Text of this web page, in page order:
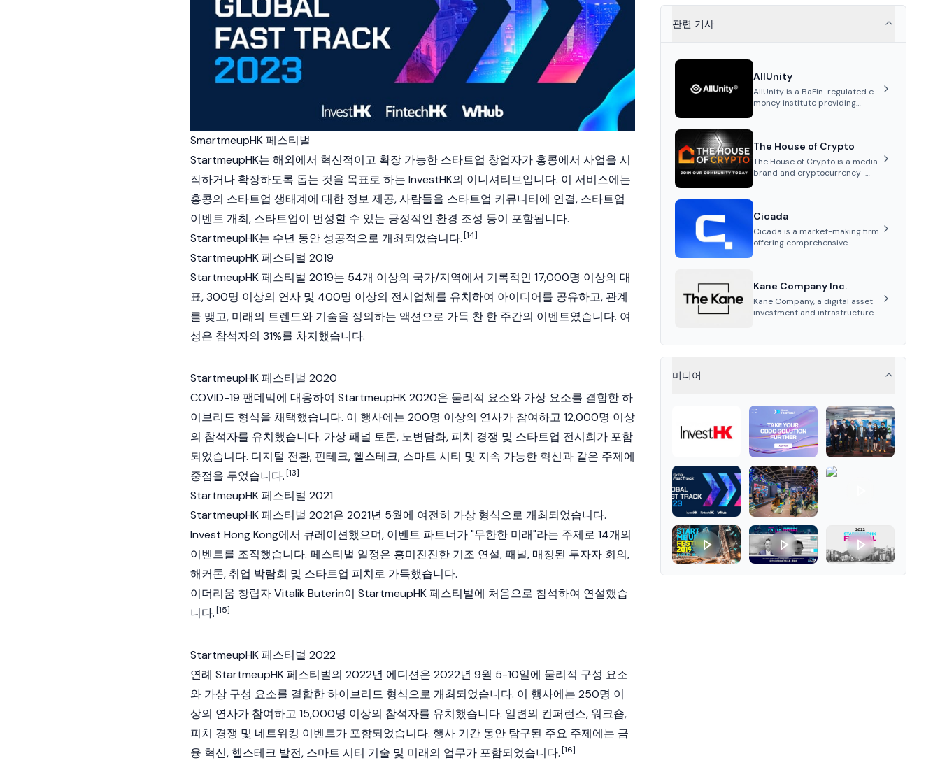
SmartmeupHK 페스티벌
StartmeupHK는 해외에서 혁신적이고 확장 가능한 스타트업 창업자가 홍콩에서 사업을 시
작하거나 확장하도록 돕는 것을 목표로 하는 InvestHK의 이니셔티브입니다. 이 서비스에는
홍콩의 스타트업 생태계에 대한 정보 제공, 사람들을 스타트업 커뮤니티에 연결, 스타트업
이벤트 개최, 스타트업이 번성할 수 있는 긍정적인 환경 조성 등이 포함됩니다.
StartmeupHK는 수년 동안 성공적으로 개최되었습니다.[14]
StartmeupHK 페스티벌 2019
StartmeupHK 페스티벌 2019는 54개 이상의 국가/지역에서 기록적인 17,000명 이상의 대
표, 300명 이상의 연사 및 400명 이상의 전시업체를 유치하여 아이디어를 공유하고, 관계
를 맺고, 미래의 트렌드와 기술을 정의하는 액션으로 가득 찬 한 주간의 이벤트였습니다. 여
성은 참석자의 31%를 차지했습니다.
StartmeupHK 페스티벌 2020
COVID-19 팬데믹에 대응하여 StartmeupHK 2020은 물리적 요소와 가상 요소를 결합한 하
이브리드 형식을 채택했습니다. 이 행사에는 200명 이상의 연사가 참여하고 12,000명 이상
의 참석자를 유치했습니다. 가상 패널 토론, 노변담화, 피치 경쟁 및 스타트업 전시회가 포함
되었습니다. 디지털 전환, 핀테크, 헬스테크, 스마트 시티 및 지속 가능한 혁신과 같은 주제에
중점을 두었습니다.[13]
StartmeupHK 페스티벌 2021
StartmeupHK 페스티벌 2021은 2021년 5월에 여전히 가상 형식으로 개최되었습니다.
Invest Hong Kong에서 큐레이션했으며, 이벤트 파트너가 "무한한 미래"라는 주제로 14개의
이벤트를 조직했습니다. 페스티벌 일정은 흥미진진한 기조 연설, 패널, 매칭된 투자자 회의,
해커톤, 취업 박람회 및 스타트업 피치로 가득했습니다.
이더리움 창립자Vitalik Buterin이 StartmeupHK 페스티벌에 처음으로 참석하여 연설했습
니다.[15]
StartmeupHK 페스티벌 2022
연례 StartmeupHK 페스티벌의 2022년 에디션은 2022년 9월 5-10일에 물리적 구성 요소
와 가상 구성 요소를 결합한 하이브리드 형식으로 개최되었습니다. 이 행사에는 250명 이
상의 연사가 참여하고 15,000명 이상의 참석자를 유치했습니다. 일련의 컨퍼런스, 워크숍,
피치 경쟁 및 네트워킹 이벤트가 포함되었습니다. 행사 기간 동안 탐구된 주요 주제에는 금
융 혁신, 헬스테크 발전, 스마트 시티 기술 및 미래의 업무가 포함되었습니다.[16]
관련 기사
AllUnity
AllUnity is a BaFin-regulated e-
money institute providing
MiCAR-compliant s...
The House of Crypto
The House of Crypto is a media
brand and cryptocurrency-
trading education, and
community services for
investors.
Cicada
Cicada is a market-making firm
offering comprehensive
tokenomics audits, and listing
support for cryptocurrency
projects.
Kane Company Inc.
Kane Company, a digital asset
investment and infrastructure
stable, compliant solutions for
instit...
미디어